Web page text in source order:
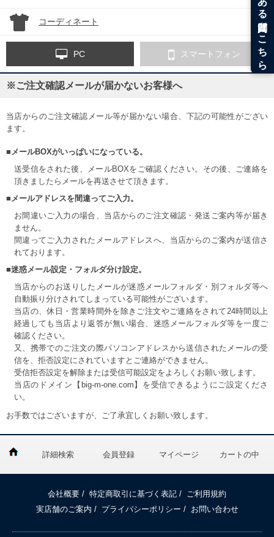
コーディネート
PC スマートフォン
※ご注文確認メールが届かないお客様へ
当店からのご注文確認メール等が届かない場合、下記の可能性がござい
ます。
■メールBOXがいっぱいになっている。
送受信をされた後、メールBOXをご確認ください。その後、ご連絡を
頂きましたらメールを再送させて頂きます。
■メールアドレスを間違ってご入力。
お間違いご入力の場合、当店からのご注文確認・発送ご案内等が届き
ません。
間違ってご入力されたメールアドレスへ、当店からのご案内が送信さ
れております。
■迷惑メール設定・フォルダ分け設定。
当店からのお送りしたメールが迷惑メールフォルダ・別フォルダ等へ
自動振り分けされてしまっている可能性がございます。
当店の、休日・営業時間外を除きご注文やご連絡をされて24時間以上
経過しても当店より返答が無い場合、迷惑メールフォルダ等を一度ご
確認ください。
又、携帯でのご注文の際パソコンアドレスから送信されたメールの受
信を、拒否設定にされていますとご連絡ができません。
受信拒否設定を解除または受信可能設定をよろしくお願い致します。
当店のドメイン【big-m-one.com】を受信できるようにご設定くださ
い。
お手数ではございますが、ご了承宜しくお願い致します。
詳細検索 会員登録 マイページ カートの中
会社概要 / 特定商取引に基づく表記 /
ご利用規約
実店舗のご案内 / プライバシーポリシー / お問い合わせ